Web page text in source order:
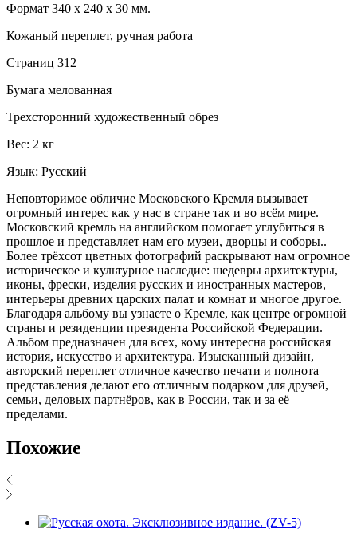
Формат 340 х 240 х 30 мм.
Кожаный переплет, ручная работа
Страниц 312
Бумага мелованная
Трехсторонний художественный обрез
Вес: 2 кг
Язык: Русский
Неповторимое обличие Московского Кремля вызывает
огромный интерес как у нас в стране так и во всём мире.
Московский кремль на английском помогает углубиться в
прошлое и представляет нам его музеи, дворцы и соборы..
Более трёхсот цветных фотографий раскрывают нам огромное
историческое и культурное наследие: шедевры архитектуры,
иконы, фрески, изделия русских и иностранных мастеров,
интерьеры древних царских палат и комнат и многое другое.
Благодаря альбому вы узнаете о Кремле, как центре огромной
страны и резиденции президента Российской Федерации.
Альбом предназначен для всех, кому интересна российская
история, искусство и архитектура. Изысканный дизайн,
авторский переплет отличное качество печати и полнота
представления делают его отличным подарком для друзей,
семьи, деловых партнёров, как в России, так и за её
пределами.
Похожие